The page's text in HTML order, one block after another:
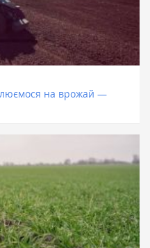
на врожай —